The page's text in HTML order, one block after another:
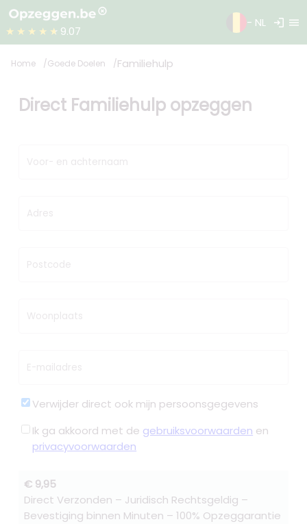
★★★★★ 9.07
- NL login menu
Home Goede Doelen Familiehulp
Direct Familiehulp opzeggen
Voor- en achternaam
Adres
Postcode
Woonplaats
E-mailadres
Verwijder direct ook mijn persoonsgegevens
Ik ga akkoord met de gebruiksvoorwaarden en
privacyvoorwaarden
€ 9,95
Direct Verzonden – Juridisch Rechtsgeldig –
Bevestiging binnen Minuten – 100% Opzeggarantie